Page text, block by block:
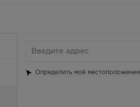
Определить моё местоположение